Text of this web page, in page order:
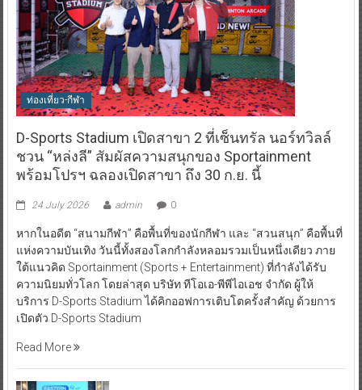
ท่องเที่ยว-กีฬา
D-Sports Stadium เปิดสาขา 2 ที่เซ็นทรัล นอร์ทวิลล์
ชวน “หล่งลี” สัมผัสความสนุกของ Sportainment
พร้อมโปรฯ ฉลองเปิดสาขา ถึง 30 ก.ย. นี้
24 July 2026 admin 0
หากในอดีต “สนามกีฬา” คือพื้นที่ของนักกีฬา และ “สวนสนุก” คือพื้นที่
แห่งความบันเทิง วันนี้ทั้งสองโลกกำลังหลอมรวมเป็นหนึ่งเดียว ภาย
ใต้แนวคิด Sportainment (Sports + Entertainment) ที่กำลังได้รับ
ความนิยมทั่วโลก โดยล่าสุด บริษัท ทีโอเอ-พีพีไอเอช จำกัด ผู้ให้
บริการ D-Sports Stadium ได้คิกออฟการเติบโตครั้งสำคัญ ด้วยการ
เปิดตัว D-Sports Stadium
Read More